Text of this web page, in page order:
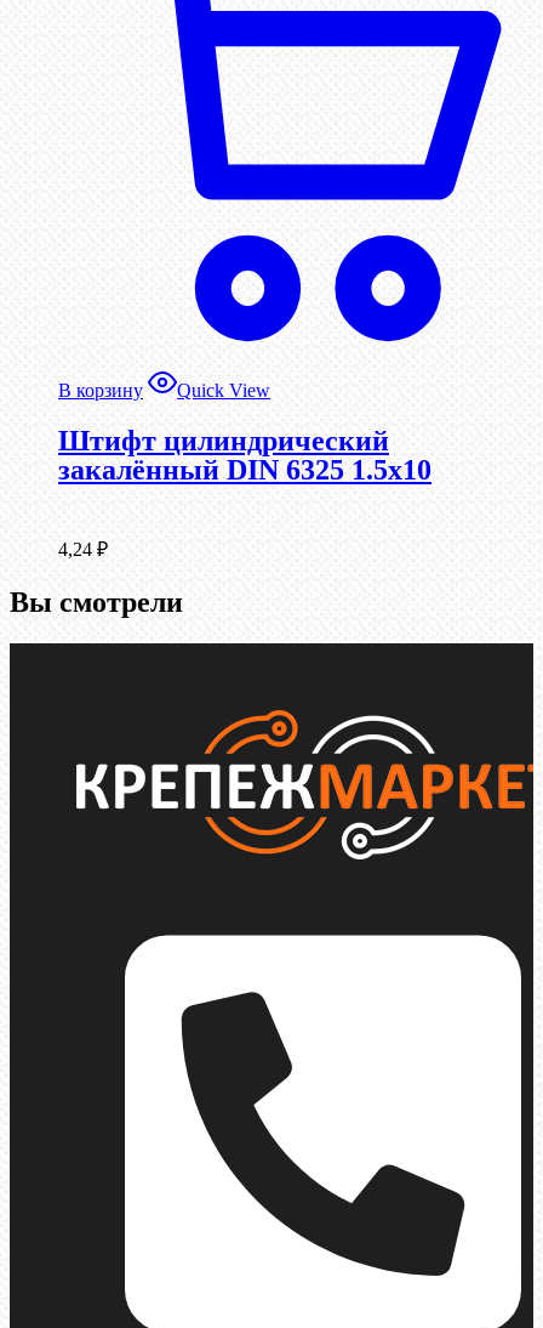
В корзину Quick View
Штифт цилиндрический
закалённый DIN 6325 1.5х10
4,24 ₽
Вы смотрели